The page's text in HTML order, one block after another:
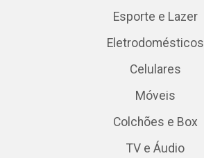
Esporte e Lazer
Eletrodomésticos
Celulares
Móveis
Colchões e Box
TV e Áudio